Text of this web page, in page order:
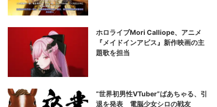
ホロライブMori Calliope、アニメ
『メイドインアビス』新作映画の主
題歌を担当
“世界初男性VTuber”ばあちゃる、引
退を発表 電脳少女シロの戦友